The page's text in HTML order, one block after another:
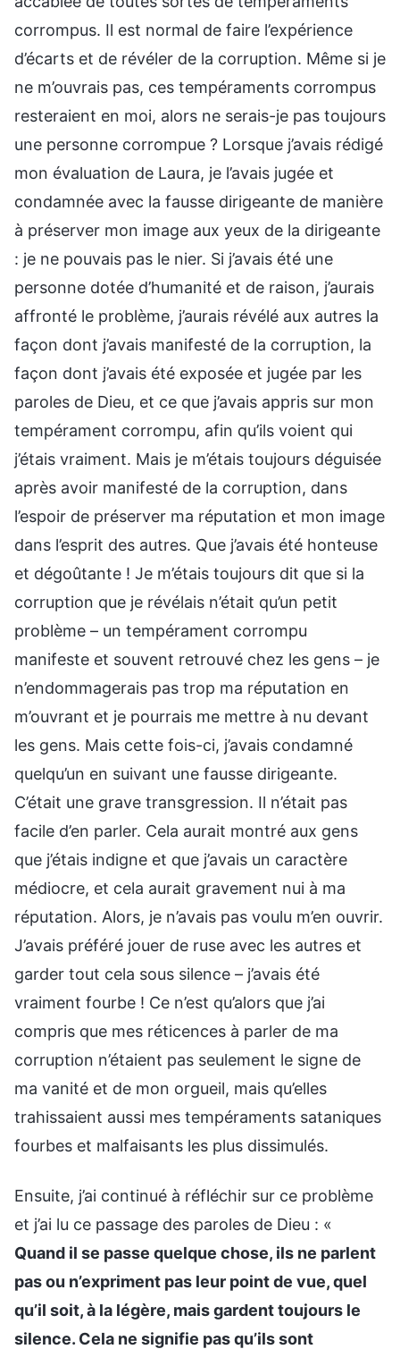
corrompus. Il est normal de faire l’expérience
d’écarts et de révéler de la corruption. Même si je
ne m’ouvrais pas, ces tempéraments corrompus
resteraient en moi, alors ne serais-je pas toujours
une personne corrompue ? Lorsque j’avais rédigé
mon évaluation de Laura, je l’avais jugée et
condamnée avec la fausse dirigeante de manière
à préserver mon image aux yeux de la dirigeante
: je ne pouvais pas le nier. Si j’avais été une
personne dotée d’humanité et de raison, j’aurais
affronté le problème, j’aurais révélé aux autres la
façon dont j’avais manifesté de la corruption, la
façon dont j’avais été exposée et jugée par les
paroles de Dieu, et ce que j’avais appris sur mon
tempérament corrompu, afin qu’ils voient qui
j’étais vraiment. Mais je m’étais toujours déguisée
après avoir manifesté de la corruption, dans
l’espoir de préserver ma réputation et mon image
dans l’esprit des autres. Que j’avais été honteuse
et dégoûtante ! Je m’étais toujours dit que si la
corruption que je révélais n’était qu’un petit
problème – un tempérament corrompu
manifeste et souvent retrouvé chez les gens – je
n’endommagerais pas trop ma réputation en
m’ouvrant et je pourrais me mettre à nu devant
les gens. Mais cette fois-ci, j’avais condamné
quelqu’un en suivant une fausse dirigeante.
C’était une grave transgression. Il n’était pas
facile d’en parler. Cela aurait montré aux gens
que j’étais indigne et que j’avais un caractère
médiocre, et cela aurait gravement nui à ma
réputation. Alors, je n’avais pas voulu m’en ouvrir.
J’avais préféré jouer de ruse avec les autres et
garder tout cela sous silence – j’avais été
vraiment fourbe ! Ce n’est qu’alors que j’ai
compris que mes réticences à parler de ma
corruption n’étaient pas seulement le signe de
ma vanité et de mon orgueil, mais qu’elles
trahissaient aussi mes tempéraments sataniques
fourbes et malfaisants les plus dissimulés.
Ensuite, j’ai continué à réfléchir sur ce problème
et j’ai lu ce passage des paroles de Dieu : «
Quand il se passe quelque chose, ils ne parlent
pas ou n’expriment pas leur point de vue, quel
qu’il soit, à la légère, mais gardent toujours le
silence. Cela ne signifie pas qu’ils sont